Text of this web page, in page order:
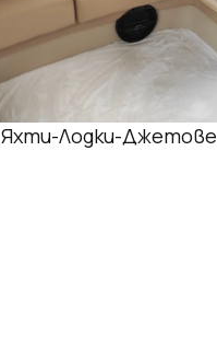
Яхти-Лодки-Джетове